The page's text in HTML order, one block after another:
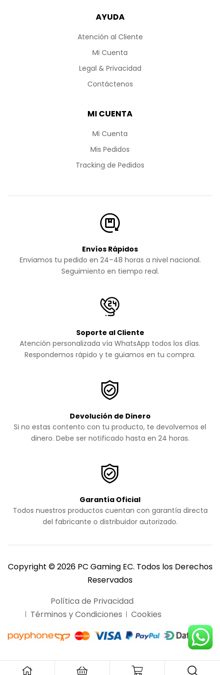
AYUDA
Atención al Cliente
Mi Cuenta
Legal & Privacidad
Contáctenos
MI CUENTA
Mi Cuenta
Mis Pedidos
Tracking de Pedidos
Envíos Rápidos
Enviamos tu pedido en 24–48 horas a nivel nacional.
Seguimiento en tiempo real.
Soporte al Cliente
Atención personalizada vía WhatsApp todos los días.
Respondemos rápido y te guiamos en tu compra.
Devolución de Dinero
Si no estas contento con tu producto, te devolvemos el
dinero. Debe ser notificado hasta en 24 horas.
Garantía Oficial
Todos nuestros productos cuentan con garantía directa
del fabricante o distribuidor autorizado.
Copyright © 2026 PC Gaming EC. Todos los Derechos
Reservados
Política de Privacidad
Términos y Condiciones
Cookies